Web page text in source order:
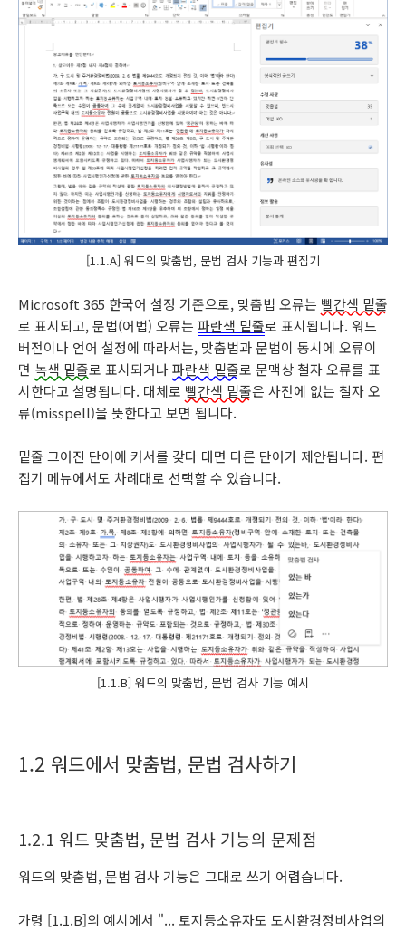
[1.1.A] 워드의 맞춤법, 문법 검사 기능과 편집기
Microsoft 365 한국어 설정 기준으로, 맞춤법 오류는 빨간색 밑줄
로 표시되고, 문법(어법) 오류는 파란색 밑줄로 표시됩니다. 워드
버전이나 언어 설정에 따라서는, 맞춤법과 문법이 동시에 오류이
면 녹색 밑줄로 표시되거나파란색 밑줄로 문맥상 철자 오류를 표
시한다고 설명됩니다. 대체로 빨간색 밑줄은 사전에 없는 철자 오
류(misspell)을 뜻한다고 보면 됩니다.
밑줄 그어진 단어에 커서를 갖다 대면 다른 단어가 제안됩니다. 편
집기 메뉴에서도 차례대로 선택할 수 있습니다.
[1.1.B] 워드의 맞춤법, 문법 검사 기능 예시
1.2 워드에서 맞춤법, 문법 검사하기
1.2.1 워드 맞춤법, 문법 검사 기능의 문제점
워드의 맞춤법, 문법 검사 기능은 그대로 쓰기 어렵습니다.
가령 [1.1.B]의 예시에서 "... 토지등소유자도 도시환경정비사업의